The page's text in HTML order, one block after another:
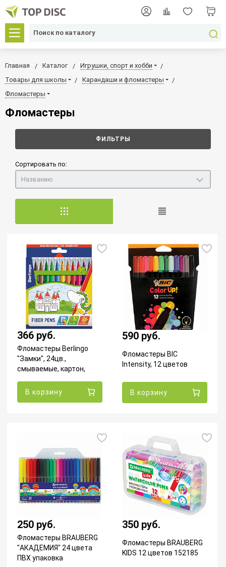
Главная Каталог
Игрушки, спорт и хобби
Товары для школы
Карандаши и фломастеры
Фломастеры
Фломастеры
ФИЛЬТРЫ
Сортировать по:
Названию
366 руб.
Фломастеры Berlingo
"Замки", 24цв.,
смываемые, картон,
В корзину
590 руб.
Фломастеры BIC
Intensity, 12 цветов
В корзину
250 руб.
Фломастеры BRAUBERG
"АКАДЕМИЯ" 24 цвета
ПВХ упаковка
350 руб.
Фломастеры BRAUBERG
KIDS 12 цветов 152185